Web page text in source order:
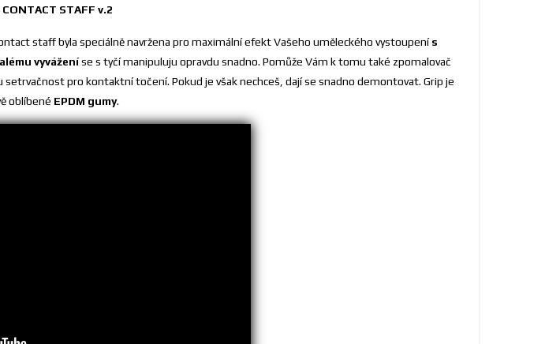
CONTACT STAFF v.2
staff byla speciálně navržena pro maximální efekt Vašeho uměleckého vystoupenís
vyváženíse s tyčí manipuluju opravdu snadno. Pomůže Vám k tomu také zpomalovač
pro kontaktní točení. Pokud je však nechceš, dají se snadno demontovat. Grip je
oblíbené EPDM gumy.